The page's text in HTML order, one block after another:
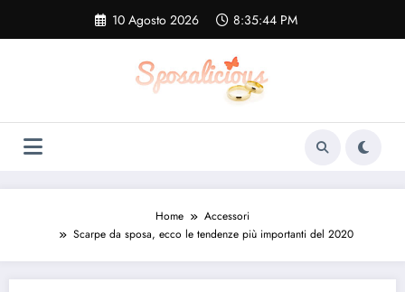
contenuto
10 Agosto 2026 8:35:45 PM
Home
Accessori
Scarpe da sposa, ecco le tendenze più importanti del 2020